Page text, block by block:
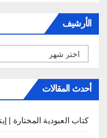
الأرشيف
الأرشيف
أحدث المقالات
كتاب العبودية المختارة |